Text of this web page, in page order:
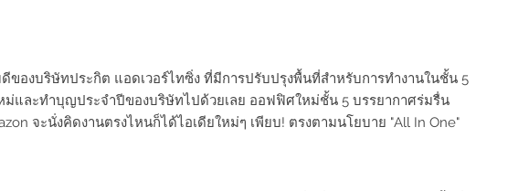
ของบริษัทประกิต แอดเวอร์ไทซิ่ง ที่มีการปรับปรุงพื้นที่สำหรับการทำงานในชั้น 5
ม่และทำบุญประจำปีของบริษัทไปด้วยเลย ออฟฟิศใหม่ชั้น 5 บรรยากาศร่มรื่น
จะนั่งคิดงานตรงไหนก็ได้ไอเดียใหม่ๆ เพียบ! ตรงตามนโยบาย "All In One"